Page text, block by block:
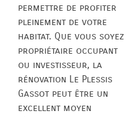
permettre de profiter
pleinement de votre
habitat. Que vous soyez
propriétaire occupant
ou investisseur, la
rénovation Le Plessis
Gassot peut être un
excellent moyen